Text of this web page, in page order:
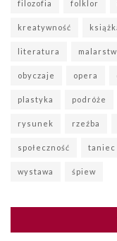
filozofia folklor
kreatywność
literatura
obyczaje opera
plastyka podróże
rysunek rzeźba
społeczność taniec
wystawa śpiew